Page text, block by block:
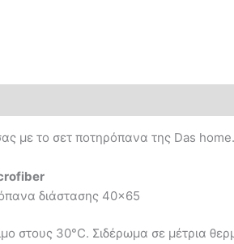
με το σετ ποτηρόπανα της Das
διάστασης 40×65
στους 30°C. Σιδέρωμα σε μέτρια